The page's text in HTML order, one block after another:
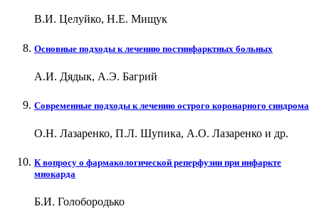
В.И. Целуйко, Н.Е. Мищук
Основные подходы к лечению постинфарктных больных
А.И. Дядык, А.Э. Багрий
Современные подходы к лечению острого коронарного синдрома
О.Н. Лазаренко, П.Л. Шупика, А.О. Лазаренко и др.
К вопросу о фармакологической реперфузии при инфаркте
миокарда
Б.И. Голобородько